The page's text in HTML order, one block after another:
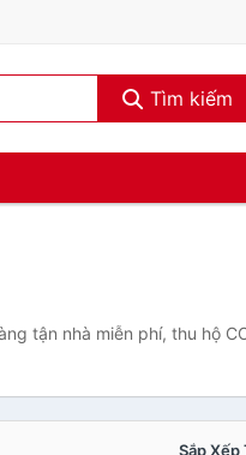
Tìm kiếm
tận nhà miễn phí, thu hộ
Sắp Xếp